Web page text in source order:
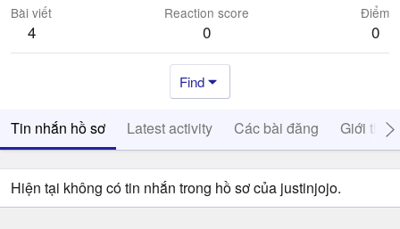
Bài viết
4
Reaction score
0
Điểm
0
Find
Tin nhắn hồ sơ Latest activity Các bài đăng Giới thiệu
Hiện tại không có tin nhắn trong hồ sơ của justinjojo.